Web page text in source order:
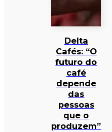
Delta
Cafés: “O
futuro do
café
depende
das
pessoas
que o
produzem”